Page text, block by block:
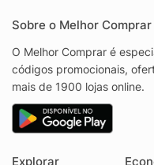
Sobre o Melhor Comprar
O Melhor Comprar é
códigos promocionais,
mais de 1900 lojas online.
Explorar